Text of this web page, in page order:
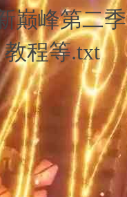
巅峰第二
程等.txt